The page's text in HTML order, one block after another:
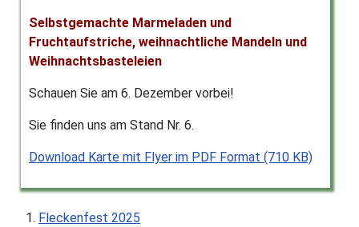
Selbstgemachte Marmeladen und
Fruchtaufstriche, weihnachtliche Mandeln und
Weihnachtsbasteleien
Schauen Sie am 6. Dezember vorbei!
Sie finden uns am Stand Nr. 6.
Download Karte mit Flyer im PDF Format (710 KB)
Fleckenfest 2025